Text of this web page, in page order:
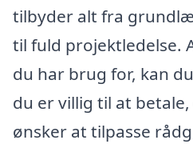
tilbyder alt fra
til fuld projektledelse.
du har brug for, kan
du er villig til at
ønsker at tilpasse